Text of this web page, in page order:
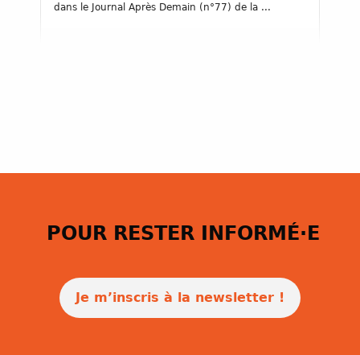
dans le Journal Après Demain (n°77) de la ...
POUR RESTER INFORMÉ·E
Je m’inscris à la newsletter !